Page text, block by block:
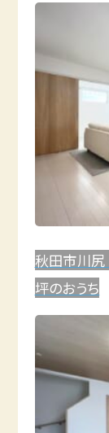
秋田市川尻
坪のおうち